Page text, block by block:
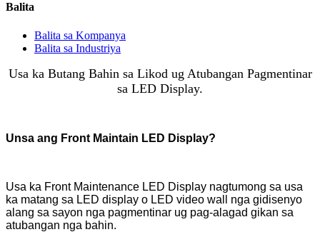
Balita
Balita sa Kompanya
Balita sa Industriya
Usa ka Butang Bahin sa Likod ug Atubangan Pagmentinar
sa LED Display.
Unsa ang Front Maintain LED Display?
Usa ka Front Maintenance LED Display nagtumong sa usa
ka matang sa LED display o LED video wall nga gidisenyo
alang sa sayon ​​nga pagmentinar ug pag-alagad gikan sa
atubangan nga bahin.